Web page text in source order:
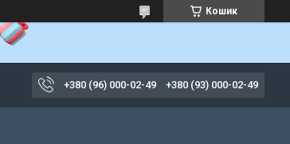
Кошик
+380 (96) 000-02-49 +380 (93) 000-02-49